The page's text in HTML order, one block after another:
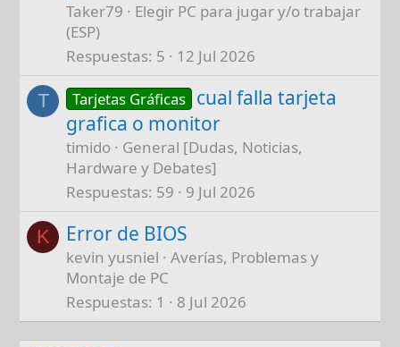
Taker79
Elegir PC para jugar y/o trabajar
(ESP)
Respuestas 5 12 Jul 2026
T Tarjetas Gráficas cual falla tarjeta
grafica o monitor
timido
General [Dudas, Noticias,
Hardware y Debates]
Respuestas 59 9 Jul 2026
K Error de BIOS
kevin yusniel
Averías, Problemas y
Montaje de PC
Respuestas 1 8 Jul 2026